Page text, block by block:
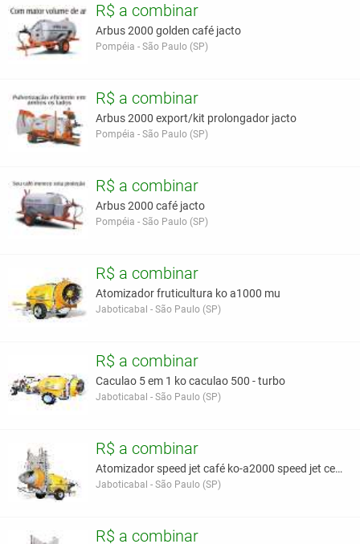
R$ a combinar
Arbus 2000 golden café jacto
Pompéia - São Paulo (SP)
R$ a combinar
Arbus 2000 export/kit prolongador jacto
Pompéia - São Paulo (SP)
R$ a combinar
Arbus 2000 café jacto
Pompéia - São Paulo (SP)
R$ a combinar
Atomizador fruticultura ko a1000 mu
Jaboticabal - São Paulo (SP)
R$ a combinar
Caculao 5 em 1 ko caculao 500 - turbo
Jaboticabal - São Paulo (SP)
R$ a combinar
Atomizador speed jet café ko-a2000 speed jet cerra
Jaboticabal - São Paulo (SP)
R$ a combinar